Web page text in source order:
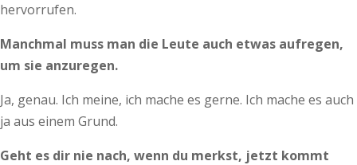
hervorrufen.
Manchmal muss man die Leute auch etwas aufregen,
um sie anzuregen.
Ja, genau. Ich meine, ich mache es gerne. Ich mache es auch
ja aus einem Grund.
Geht es dir nie nach, wenn du merkst, jetzt kommt